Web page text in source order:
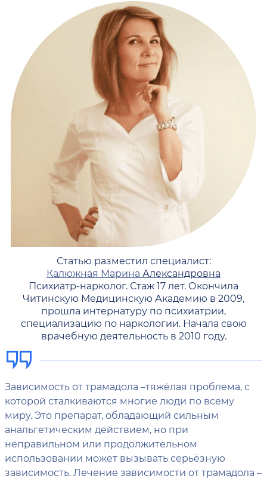
Статью разместил специалист:
Калюжная Марина Александровна
Психиатр-нарколог. Стаж 17 лет. Окончила
Читинскую Медицинскую Академию в 2009,
прошла интернатуру по психиатрии,
специализацию по наркологии. Начала свою
врачебную деятельность в 2010 году.
Зависимость от трамадола –тяжёлая проблема, с
которой сталкиваются многие люди по всему
миру. Это препарат, обладающий сильным
анальгетическим действием, но при
неправильном или продолжительном
использовании может вызывать серьёзную
зависимость. Лечение зависимости от трамадола –